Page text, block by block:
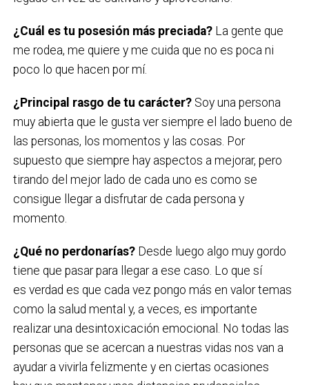
¿Cuál es tu posesión más preciada?La gente que
me rodea, me quiere y me cuida que no es poca ni
poco lo que hacen por mí.
¿Principal rasgo de tu carácter?Soy una persona
muy abierta que le gusta ver siempre el lado bueno de
las personas, los momentos y las cosas. Por
supuesto que siempre hay aspectos a mejorar, pero
tirando del mejor lado de cada uno es como se
consigue llegar a disfrutar de cada persona y
momento.
¿Qué no perdonarías? Desde luego algo muy gordo
tiene que pasar para llegar a ese caso. Lo que sí
es verdad es que cada vez pongo más en valor temas
como la salud mental y, a veces, es importante
realizar una desintoxicación emocional. No todas las
personas que se acercan a nuestras vidas nos van a
ayudar a vivirla felizmente y en ciertas ocasiones